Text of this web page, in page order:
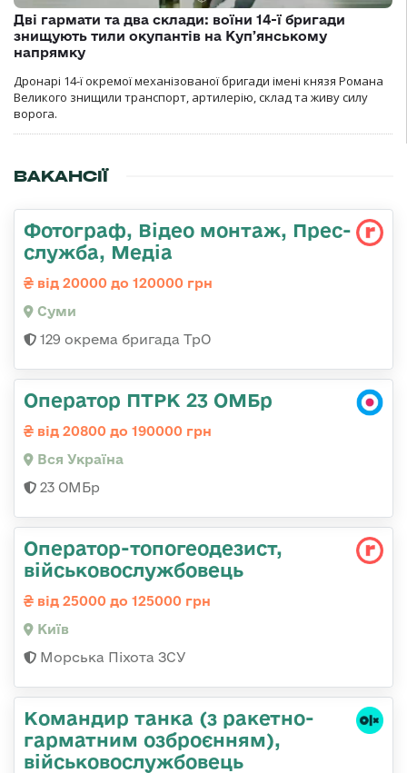
Дві гармати та два склади: воїни 14-ї бригади
знищують тили окупантів на Купʼянському
напрямку
Дронарі 14-ї окремої механізованої бригади імені князя Романа
Великого знищили транспорт, артилерію, склад та живу силу
ворога.
ВАКАНСІЇ
Фотограф, Відео монтаж, Прес-
служба, Медіа
від 20000 до 120000 грн
Суми
129 окрема бригада ТрО
Оператор ПТРК 23 ОМБр
від 20800 до 190000 грн
Вся Україна
23 ОМБр
Оператор-топогеодезист,
військовослужбовець
від 25000 до 125000 грн
Київ
Морська Піхота ЗСУ
Командиp танка (з pакетно-
гарматним озброєнням),
військовослужбовець